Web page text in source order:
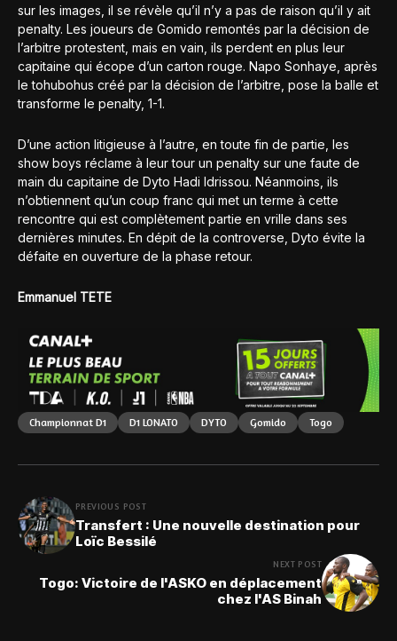
sur les images, il se révèle qu’il n’y a pas de raison qu’il y ait
penalty. Les joueurs de Gomido remontés par la décision de
l’arbitre protestent, mais en vain, ils perdent en plus leur
capitaine qui écope d’un carton rouge. Napo Sonhaye, après
le tohubohus créé par la décision de l’arbitre, pose la balle et
transforme le penalty, 1-1.
D’une action litigieuse à l’autre, en toute fin de partie, les
show boys réclame à leur tour un penalty sur une faute de
main du capitaine de Dyto Hadi Idrissou. Néanmoins, ils
n’obtiennent qu’un coup franc qui met un terme à cette
rencontre qui est complètement partie en vrille dans ses
dernières minutes. En dépit de la controverse, Dyto évite la
défaite en ouverture de la phase retour.
Emmanuel TETE
Championnat D1 D1 LONATO DYTO Gomido Togo
PREVIOUS POST
Transfert : Une nouvelle destination pour
Loïc Bessilé
NEXT POST
Togo: Victoire de l'ASKO en déplacement
chez l'AS Binah